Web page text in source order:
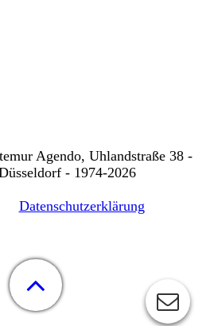
Agendo, Uhlandstraße 38 -
- 1974-2026
Datenschutzerklärung